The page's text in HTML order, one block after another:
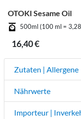
OTOKI Sesame Oil
500ml (100 ml =
16,40 €
Zutaten | Allergene
Nährwerte
Importeur |